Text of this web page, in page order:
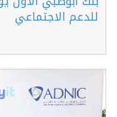
للدعم الاجتماعي